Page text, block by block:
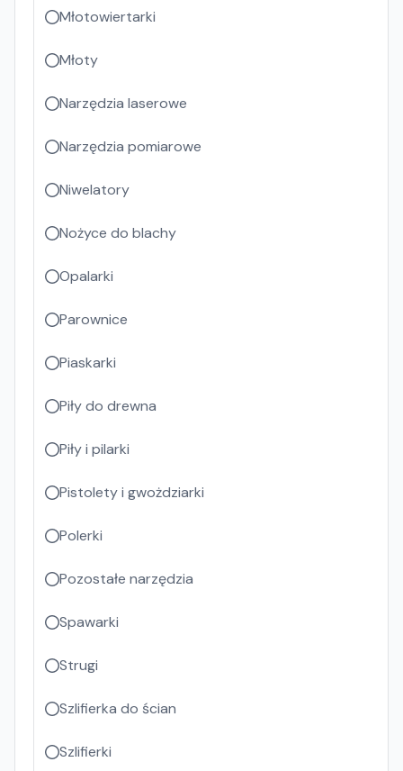
Młotowiertarki
Młoty
Narzędzia laserowe
Narzędzia pomiarowe
Niwelatory
Nożyce do blachy
Opalarki
Parownice
Piaskarki
Piły do drewna
Piły i pilarki
Pistolety i gwożdziarki
Polerki
Pozostałe narzędzia
Spawarki
Strugi
Szlifierka do ścian
Szlifierki